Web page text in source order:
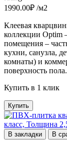
1990.00₽ /м2
Клеевая
коллекции Optim
помещения –
кухни, санузла,
комнаты) и
поверхность
Купить в 1 клик
Купить
В закладки В